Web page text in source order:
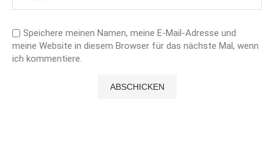
Speichere meinen Namen, meine E-Mail-Adresse und
meine Website in diesem Browser für das nächste Mal, wenn
ich kommentiere.